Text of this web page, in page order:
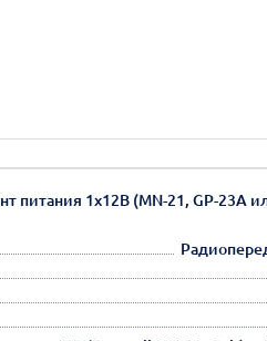
1х12В (MN-21, GP-23A